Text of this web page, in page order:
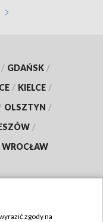
/ GDAŃSK /
/ KIELCE /
OLSZTYN /
/
WROCŁAW
zgody na